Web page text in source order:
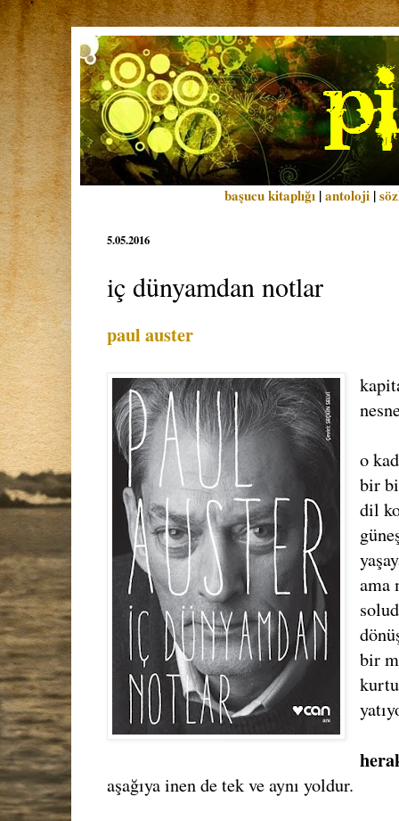
başucu kitaplığı |antoloji |
5.05.2016
iç dünyamdan notlar
paul auster
o
bir
dil
ama
bir
aşağıya inen de tek ve aynı yoldur.